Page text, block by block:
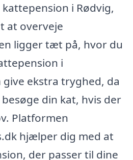
i Rødvig,
at overveje
ligger tæt på, hvor du
i
ekstra tryghed, da
din kat, hvis der
Platformen
hjælper dig med at
der passer til dine